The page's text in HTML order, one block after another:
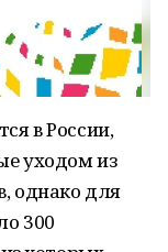
в России,
уходом из
однако для
300